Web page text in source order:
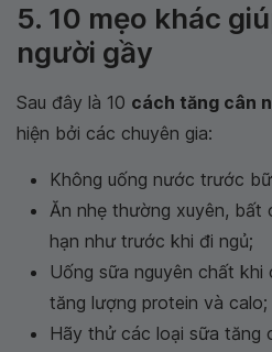
5. 10 mẹo khác
người gầy
Sau đây là 10 cách tăng cân
hiện bởi các chuyên gia:
Không uống nước trước
Ăn nhẹ thường xuyên, bất
hạn như trước khi đi ngủ;
Uống sữa nguyên chất
tăng lượng protein và calo;
Hãy thử các loại sữa tăng